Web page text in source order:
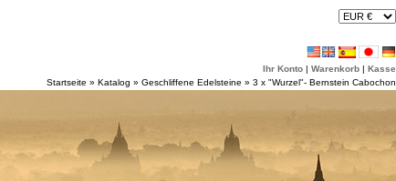
Ihr Konto | Warenkorb | Kasse
Startseite » Katalog » Geschliffene Edelsteine » 3 x "Wurzel"- Bernstein Cabochon